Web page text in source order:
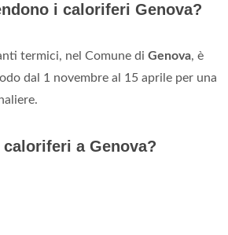
i caloriferi Genova?
termici, nel Comune di Genova, è
dal 1 novembre al 15 aprile per una
a Genova?